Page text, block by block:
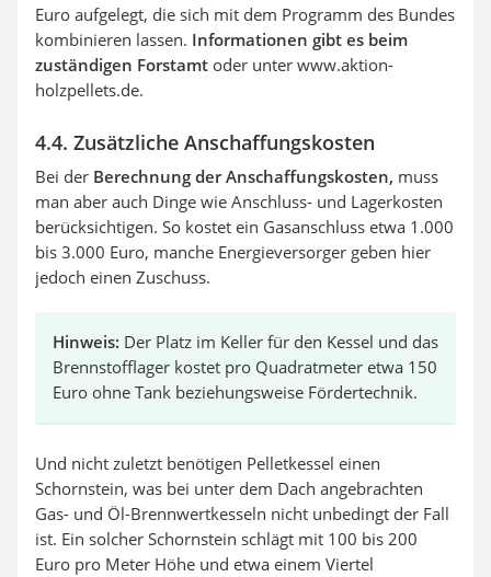
Euro aufgelegt, die sich mit dem Programm des Bundes
kombinieren lassen. Informationen gibt es beim
zuständigen Forstamt oder unter www.aktion-
holzpellets.de.
4.4. Zusätzliche Anschaffungskosten
Bei der Berechnung der Anschaffungskosten, muss
man aber auch Dinge wie Anschluss- und Lagerkosten
berücksichtigen. So kostet ein Gasanschluss etwa 1.000
bis 3.000 Euro, manche Energieversorger geben hier
jedoch einen Zuschuss.
Hinweis: Der Platz im Keller für den Kessel und das
Brennstofflager kostet pro Quadratmeter etwa 150
Euro ohne Tank beziehungsweise Fördertechnik.
Und nicht zuletzt benötigen Pelletkessel einen
Schornstein, was bei unter dem Dach angebrachten
Gas- und Öl-Brennwertkesseln nicht unbedingt der Fall
ist. Ein solcher Schornstein schlägt mit 100 bis 200
Euro pro Meter Höhe und etwa einem Viertel